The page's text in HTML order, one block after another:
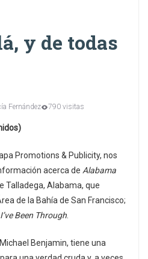
y de todas
Fernández 790 visitas
Promotions & Publicity, nos
acerca de Alabama
Talladega, Alabama, que
de la Bahía de San Francisco;
Been Through
Benjamin, tiene una